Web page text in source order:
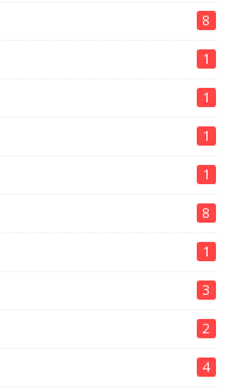
8
1
1
1
1
8
1
3
2
4